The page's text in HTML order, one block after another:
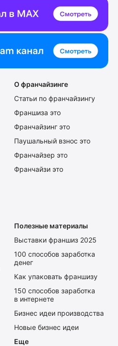
О франчайзинге
Статьи по франчайзингу
Франшиза это
Франчайзинг это
Паушальный взнос это
Франчайзер это
Франчайзи это
Полезные материалы
Выставки франшиз 2025
100 способов заработка
денег
Как упаковать франшизу
150 способов заработка
в интернете
Бизнес идеи производства
Новые бизнес идеи
Еще